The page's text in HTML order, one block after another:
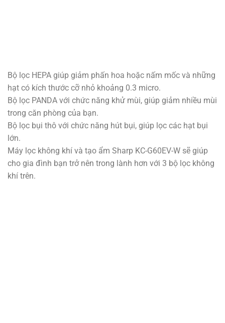
Bộ lọc HEPA giúp giảm phấn hoa hoặc nấm mốc và những
hạt có kích thước cỡ nhỏ khoảng 0.3 micro.
Bộ lọc PANDA với chức năng khử mùi, giúp giảm nhiều mùi
trong căn phòng của bạn.
Bộ lọc bụi thô với chức năng hút bụi, giúp lọc các hạt bụi
lớn.
Máy lọc không khí và tạo ẩm Sharp KC-G60EV-W sẽ giúp
cho gia đình bạn trở nên trong lành hơn với 3 bộ lọc không
khí trên.